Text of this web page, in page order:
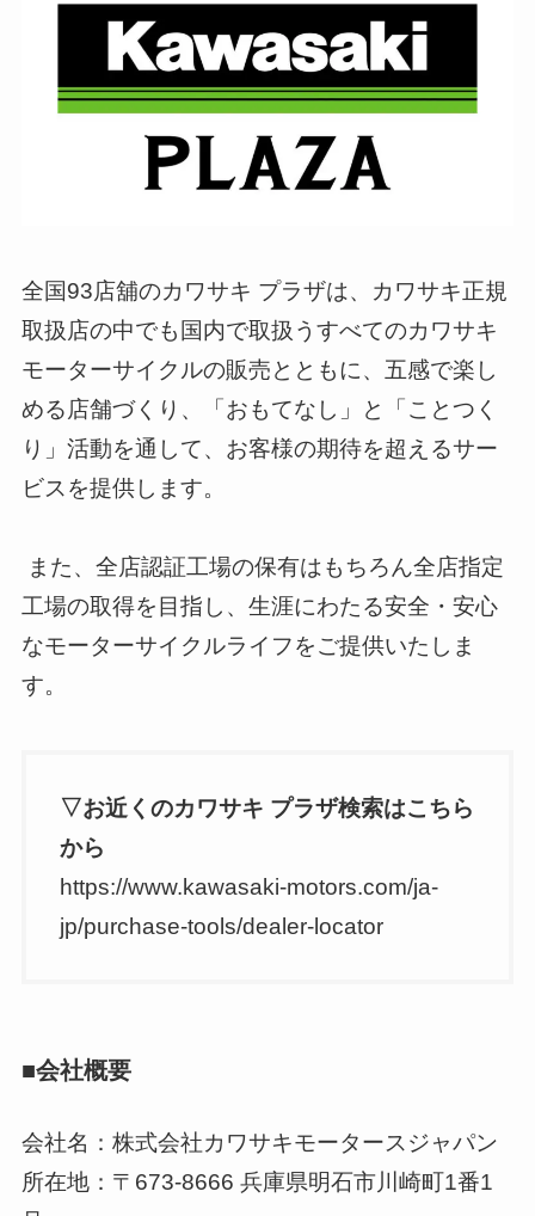
全国93店舖のカワサキ プラザは、カワサキ正規
取扱店の中でも国内で取扱うすべてのカワサキ
モーターサイクルの販売とともに、五感で楽し
める店舗づくり、「おもてなし」と「ことつく
り」活動を通して、お客様の期待を超えるサー
ビスを提供します。
また、全店認証工場の保有はもちろん全店指定
工場の取得を目指し、生涯にわたる安全・安心
なモーターサイクルライフをご提供いたしま
す。
▽お近くのカワサキ プラザ検索はこちら
から
https://www.kawasaki-motors.com/ja-
jp/purchase-tools/dealer-locator
■会社概要
会社名：株式会社カワサキモータースジャパン
所在地：〒673-8666 兵庫県明石市川崎町1番1